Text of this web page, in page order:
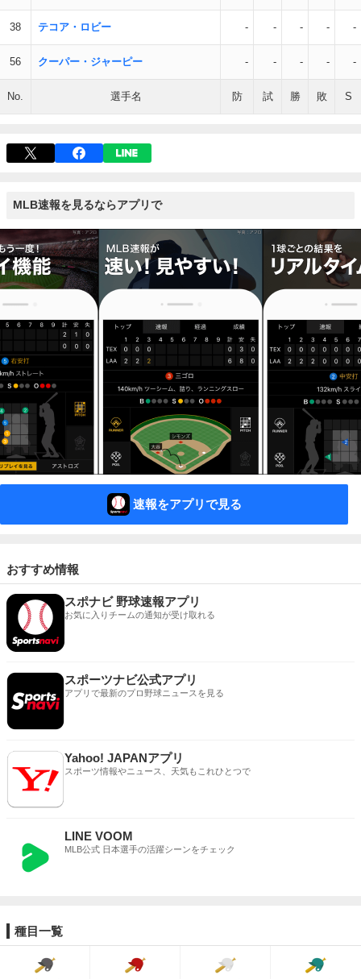
38 テコア・ロビー - - - - -
56 クーパー・ジャーピー - - - - -
No. 選手名 防 試 勝 敗 S
MLB速報を見るならアプリで
速報をアプリで見る
おすすめ情報
スポナビ 野球速報アプリ
お気に入りチームの通知が受け取れる
スポーツナビ公式アプリ
アプリで最新のプロ野球ニュースを見る
Yahoo! JAPANアプリ
スポーツ情報やニュース、天気もこれひとつで
LINE VOOM
MLB公式 日本選手の活躍シーンをチェック
種目一覧